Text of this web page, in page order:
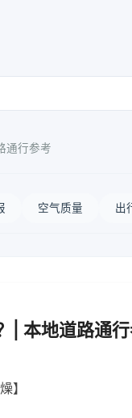
通行参考
空气质量 出
| 本地道路通
】